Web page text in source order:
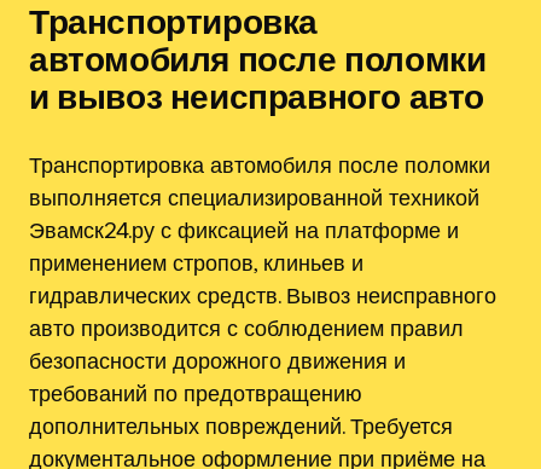
Транспортировка
автомобиля после поломки
и вывоз неисправного авто
Транспортировка автомобиля после поломки
выполняется специализированной техникой
Эвамск24.ру с фиксацией на платформе и
применением стропов, клиньев и
гидравлических средств. Вывоз неисправного
авто производится с соблюдением правил
безопасности дорожного движения и
требований по предотвращению
дополнительных повреждений. Требуется
документальное оформление при приёме на